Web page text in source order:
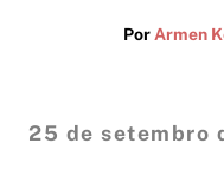
Por Armen
25 de setembro